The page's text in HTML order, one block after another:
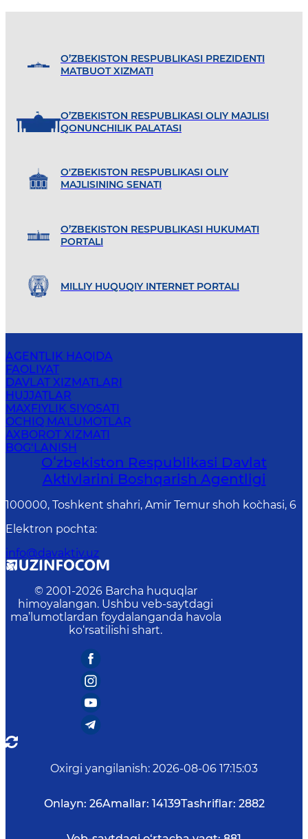
O’ZBEKISTON RESPUBLIKASI PREZIDENTI
MATBUOT XIZMATI
O’ZBEKISTON RESPUBLIKASI OLIY MAJLISI
QONUNCHILIK PALATASI
O'ZBEKISTON RESPUBLIKASI OLIY
MAJLISINING SENATI
O’ZBEKISTON RESPUBLIKASI HUKUMATI
PORTALI
MILLIY HUQUQIY INTERNET PORTALI
AGENTLIK HAQIDA
FAOLIYAT
DAVLAT XIZMATLARI
HUJJATLAR
MAXFIYLIK SIYOSATI
OCHIQ MA'LUMOTLAR
AXBOROT XIZMATI
BOG‘LANISH
Oʻzbekiston Respublikasi Davlat
Aktivlarini Boshqarish Agentligi
100000, Toshkent shahri, Amir Temur shoh ko`chasi, 6
Elektron pochta:
info@davaktiv.uz
© 2001-2026 Barcha huquqlar
himoyalangan. Ushbu veb-saytdagi
ma’lumotlardan foydalanganda havola
ko‘rsatilishi shart.
Oxirgi yangilanish: 2026-08-06 17:15:03
Onlayn: 26Amallar: 14139Tashriflar: 2882